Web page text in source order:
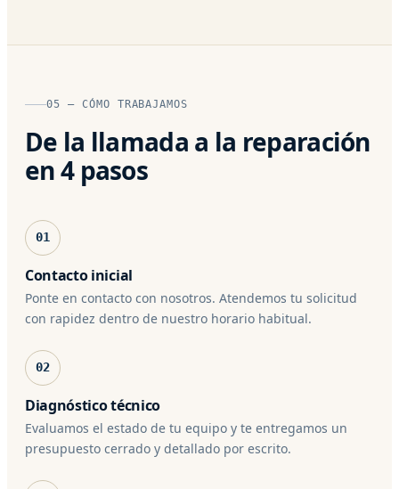
05 — CÓMO TRABAJAMOS
De la llamada a la reparación
en 4 pasos
01
Contacto inicial
Ponte en contacto con nosotros. Atendemos tu solicitud
con rapidez dentro de nuestro horario habitual.
02
Diagnóstico técnico
Evaluamos el estado de tu equipo y te entregamos un
presupuesto cerrado y detallado por escrito.